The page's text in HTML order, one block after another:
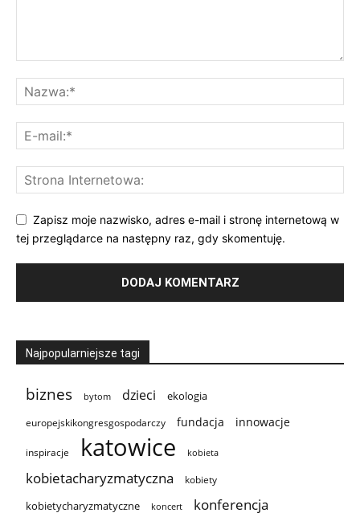
Zapisz moje nazwisko, adres e-mail i stronę internetową w
tej przeglądarce na następny raz, gdy skomentuję.
Najpopularniejsze tagi
biznes bytom dzieci ekologia
europejskikongresgospodarczy fundacja innowacje
inspiracje katowice kobieta
kobietacharyzmatyczna kobiety
kobietycharyzmatyczne koncert konferencja